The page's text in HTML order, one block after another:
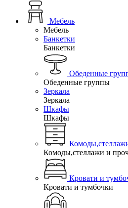
Мебель
Мебель
Банкетки
Банкетки
Обеденные
Обеденные группы
Зеркала
Зеркала
Шкафы
Шкафы
Комоды,стеллажи и
Кровати и
Кровати и тумбочки